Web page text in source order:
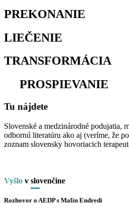
PREKONANIE
LIEČENIE
TRANSFORMÁCIA
PROSPIEVANIE
Tu nájdete
Slovenské a medzinárodné podujatia,
odbornú literatúru ako aj (veríme, že
zoznam slovensky hovoriacich
Vyšlo v slovenčine
Rozhovor o AEDP s Malin Endredi